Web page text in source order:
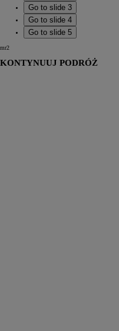
Go to slide 3
Go to slide 4
Go to slide 5
mr2
KONTYNUUJ PODRÓŻ